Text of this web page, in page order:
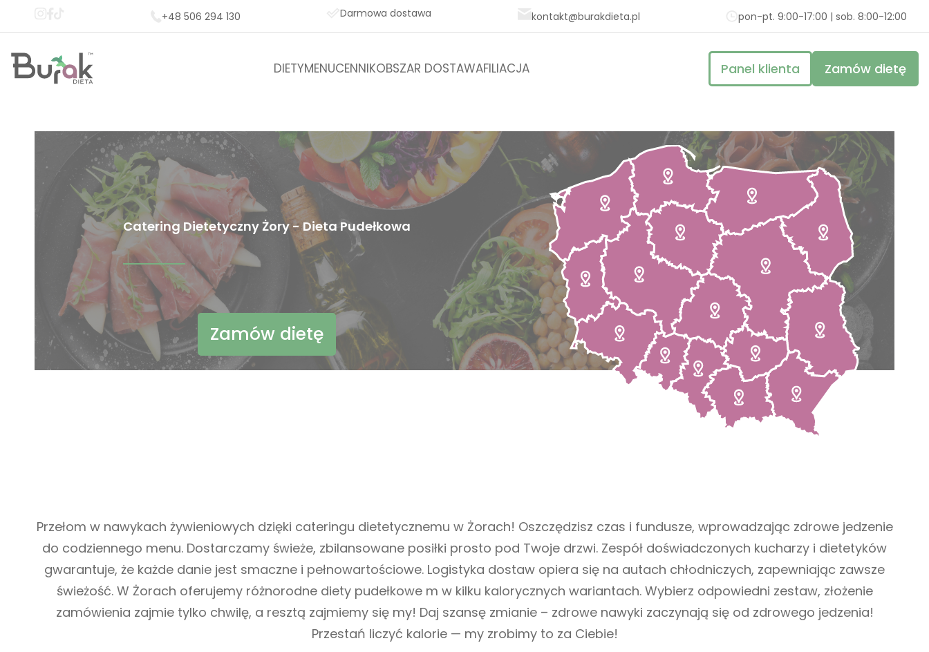
+48 506 294 130 Darmowa dostawa kontakt@burakdieta.pl pon-pt. 9:00-17:00 | sob. 8:00-12:00
DIETYMENUCENNIKOBSZAR DOSTAWAFILIACJA Panel klienta Zamów dietę
Catering Dietetyczny Żory - Dieta Pudełkowa
Zamów dietę
Przełom w nawykach żywieniowych dzięki cateringu dietetycznemu w Żorach! Oszczędzisz czas i fundusze, wprowadzając zdrowe jedzenie
do codziennego menu. Dostarczamy świeże, zbilansowane posiłki prosto pod Twoje drzwi. Zespół doświadczonych kucharzy i dietetyków
gwarantuje, że każde danie jest smaczne i pełnowartościowe. Logistyka dostaw opiera się na autach chłodniczych, zapewniając zawsze
świeżość. W Żorach oferujemy różnorodne diety pudełkowe m w kilku kalorycznych wariantach. Wybierz odpowiedni zestaw, złożenie
zamówienia zajmie tylko chwilę, a resztą zajmiemy się my! Daj szansę zmianie – zdrowe nawyki zaczynają się od zdrowego jedzenia!
Przestań liczyć kalorie — my zrobimy to za Ciebie!